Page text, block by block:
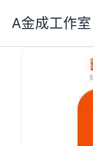
要
A金成工作室